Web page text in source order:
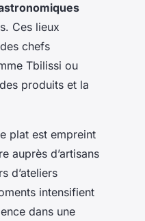
Ces lieux
chefs
Tbilissi ou
produits et la
plat est empreint
auprès d’artisans
d’ateliers
intensifient
dans une